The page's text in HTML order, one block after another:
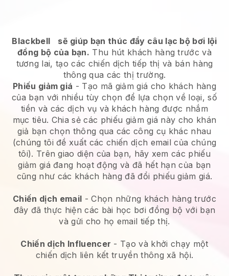
Blackbell
sẽ giúp bạn thúc đẩy câu lạc bộ bơi lội
đồng bộ của bạn. Thu hút khách hàng trước và
tương lai, tạo các chiến dịch tiếp thị và bán hàng
thông qua các thị trường.
Phiếu giảm giá - Tạo mã giảm giá cho khách hàng
của bạn với nhiều tùy chọn để lựa chọn về loại, số
tiền và các dịch vụ và khách hàng được nhắm
mục tiêu. Chia sẻ các phiếu giảm giá này cho khán
giả bạn chọn thông qua các công cụ khác nhau
(chúng tôi đề xuất các chiến dịch email của chúng
tôi). Trên giao diện của bạn, hãy xem các phiếu
giảm giá đang hoạt động và đã hết hạn của bạn
cũng như các khách hàng đã đổi phiếu giảm giá.
Chiến dịch email -Chọn những khách hàng trước
đây đã thực hiện các bài học bơi đồng bộ với bạn
và gửi cho họ email tiếp thị.
Chiến dịch Influencer - Tạo và khởi chạy một
chiến dịch liên kết truyền thông xã hội.